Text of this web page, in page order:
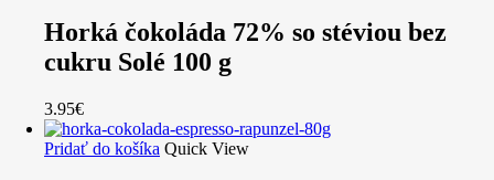
Horká čokoláda 72% so stéviou bez
cukru Solé 100 g
3.95€
Pridať do košíka Quick View